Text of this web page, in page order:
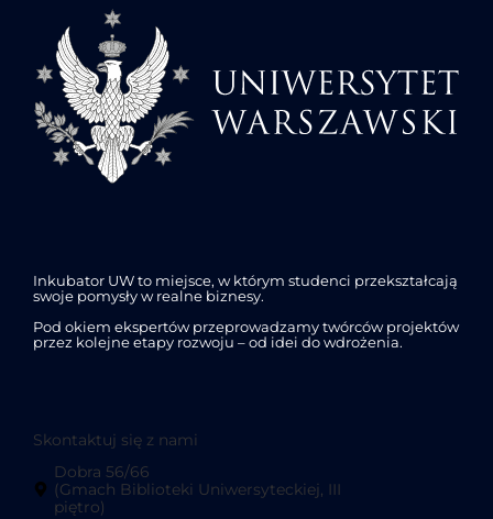
Inkubator UW to miejsce, w którym studenci przekształcają
swoje pomysły w realne biznesy.
Pod okiem ekspertów przeprowadzamy twórców projektów
przez kolejne etapy rozwoju – od idei do wdrożenia.
Skontaktuj się z nami
Dobra 56/66
(Gmach Biblioteki Uniwersyteckiej, III
piętro)